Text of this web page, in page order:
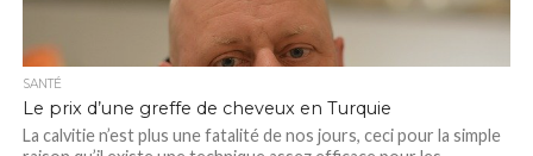
SANTÉ
Le prix d’une greffe de cheveux en Turquie
La calvitie n’est plus une fatalité de nos jours, ceci pour la simple